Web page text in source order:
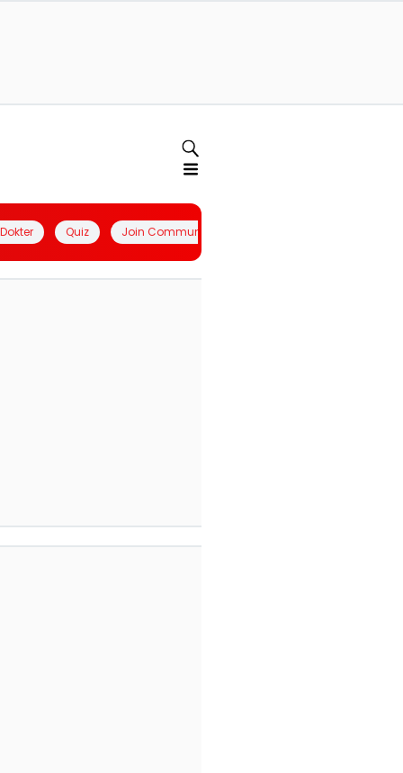
Quiz Join Community